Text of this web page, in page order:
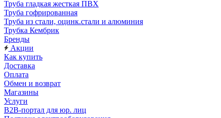
Труба гладкая жесткая ПВХ
Труба гофрированная
Труба из стали, оцинк.стали и алюминия
Трубка Кембрик
Бренды
Акции
Как купить
Доставка
Оплата
Обмен и возврат
Магазины
Услуги
B2B-портал для юр. лиц